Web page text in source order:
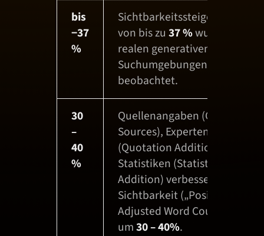
bis
−37
%
Sichtbarkeitssteigerungen
von bis zu 37 %wurden in
realen generativen
Suchumgebungen
beobachtet.
30
–
40
%
Quellenangaben (Cite
Sources), Expertenzitate
(Quotation Addition) und
Statistiken (Statistics
Addition) verbesserten die
Sichtbarkeit („Position-
Adjusted Word Count“)
um30 – 40%.